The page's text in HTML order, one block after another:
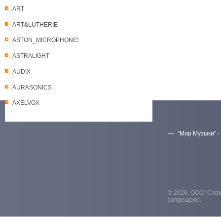
ART
ART&LUTHERIE
ASTON_MICROPHONES
ASTRALIGHT
AUDIX
AURASONICS
AXELVOX
"Мир Музыки" -
© 2026, ООО
запрещено.